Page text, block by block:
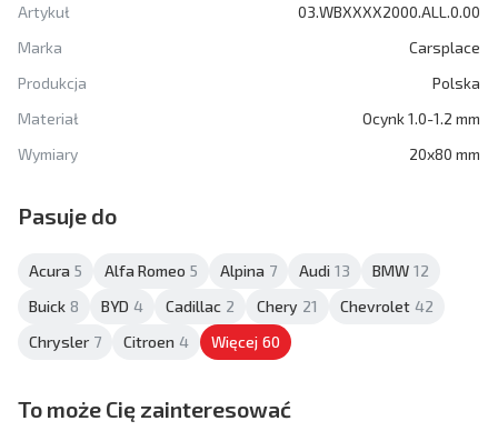
Artykuł
03.WBXXXX2000.ALL.0.00
Marka
Carsplace
Produkcja
Polska
Materiał
Ocynk 1.0-1.2 mm
Wymiary
20x80 mm
Pasuje do
Acura 5 Alfa Romeo 5 Alpina 7 Audi 13 BMW 12
Buick 8 BYD 4 Cadillac 2 Chery 21 Chevrolet 42
Chrysler 7 Citroen 4 Więcej 60
To może Cię zainteresować